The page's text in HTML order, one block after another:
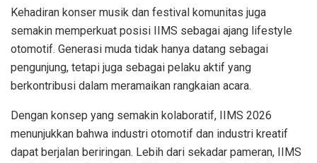
Kehadiran konser musik dan festival komunitas juga
semakin memperkuat posisi IIMS sebagai ajang lifestyle
otomotif. Generasi muda tidak hanya datang sebagai
pengunjung, tetapi juga sebagai pelaku aktif yang
berkontribusi dalam meramaikan rangkaian acara.
Dengan konsep yang semakin kolaboratif, IIMS 2026
menunjukkan bahwa industri otomotif dan industri kreatif
dapat berjalan beriringan. Lebih dari sekadar pameran, IIMS